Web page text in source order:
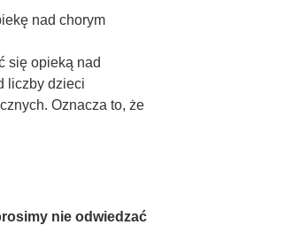
nad chorym
się opieką nad
liczby dzieci
Oznacza to, że
nie odwiedzać